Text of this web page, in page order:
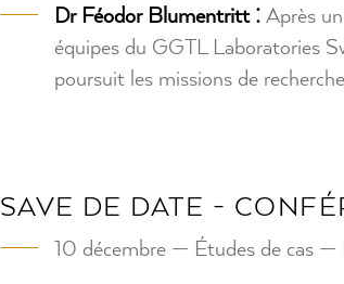
Dr Féodor Blumentritt : Après
équipes du GGTL Laboratories
poursuit les missions de
SAVE DE DATE -
10 décembre — Études de cas